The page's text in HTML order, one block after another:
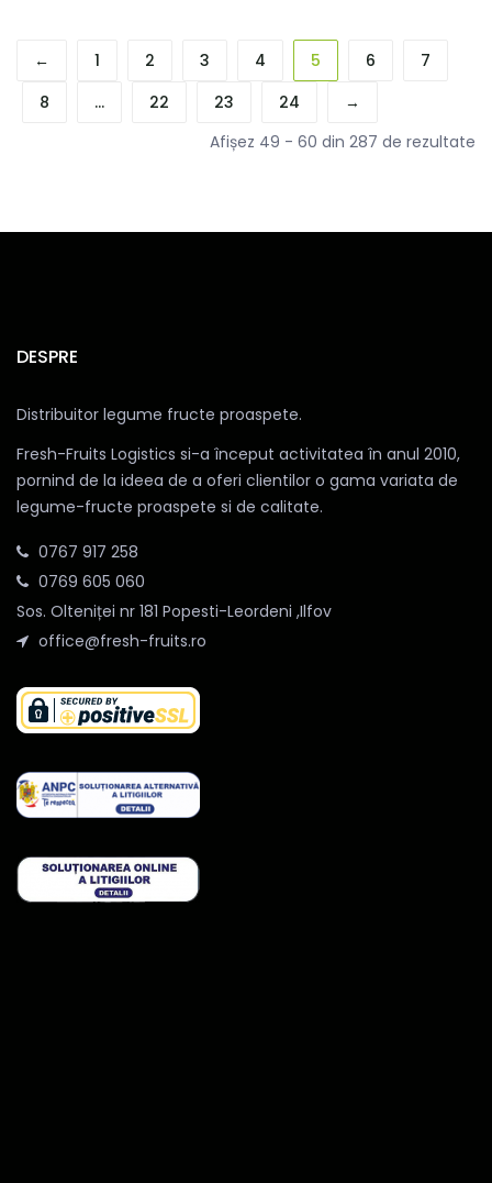
← 1 2 3 4 5 6
7
8
… 22 23 24
→
Afișez 49 - 60 din 287 de rezultate
DESPRE
Distribuitor legume fructe proaspete.
Fresh-Fruits Logistics si-a început activitatea în anul 2010,
pornind de la ideea de a oferi clientilor o gama variata de
legume-fructe proaspete si de calitate.
0767 917 258
0769 605 060
Sos. Olteniței nr 181 Popesti-Leordeni ,Ilfov
office@fresh-fruits.ro